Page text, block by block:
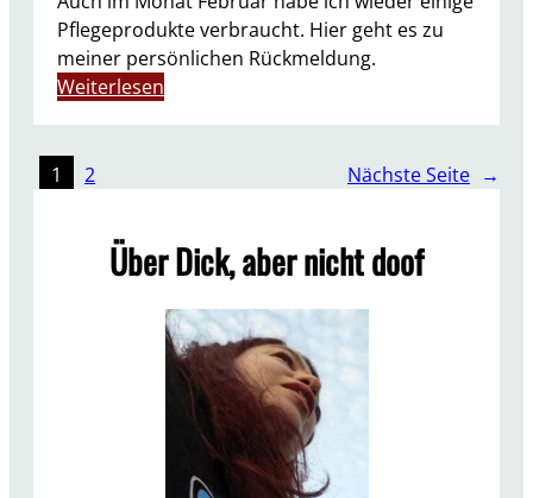
Pflegeprodukte verbraucht. Hier geht es zu
meiner persönlichen Rückmeldung.
Weiterlesen
b
a
u
1 2 Nächste Seite →
Über Dick, aber nicht doof